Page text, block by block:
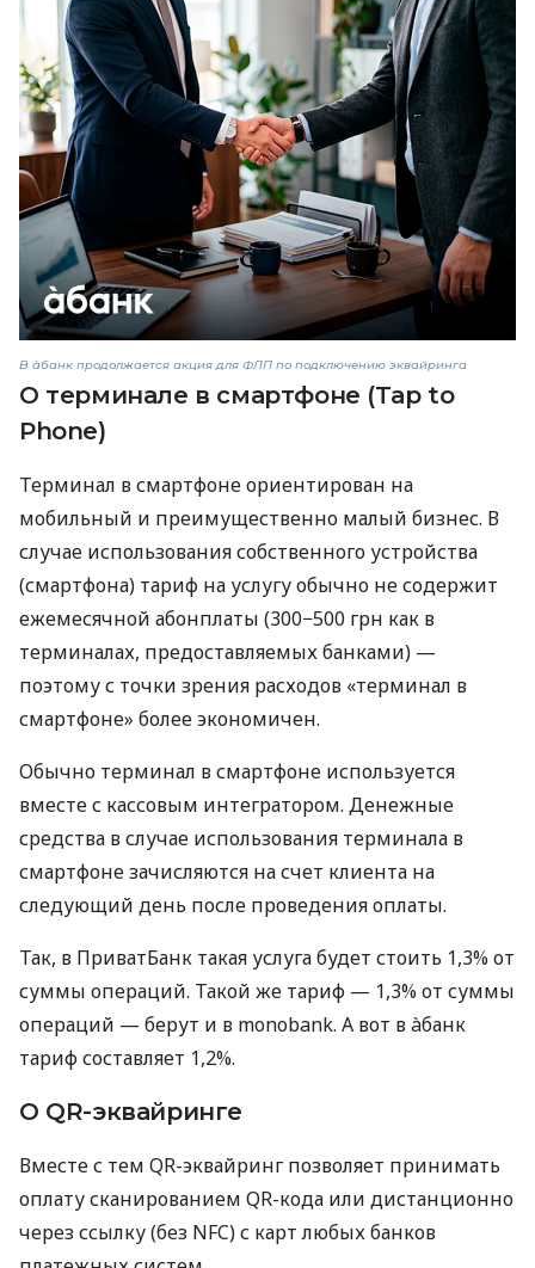
В àбанк продолжается акция для ФЛП по подключению эквайринга
О терминале в смартфоне (Tap to
Phone)
Терминал в смартфоне ориентирован на
мобильный и преимущественно малый бизнес. В
случае использования собственного устройства
(смартфона) тариф на услугу обычно не содержит
ежемесячной абонплаты (300−500 грн как в
терминалах, предоставляемых банками) —
поэтому с точки зрения расходов «терминал в
смартфоне» более экономичен.
Обычно терминал в смартфоне используется
вместе с кассовым интегратором. Денежные
средства в случае использования терминала в
смартфоне зачисляются на счет клиента на
следующий день после проведения оплаты.
Так, в ПриватБанк такая услуга будет стоить 1,3% от
суммы операций. Такой же тариф — 1,3% от суммы
операций — берут и в monobank. А вот в àбанк
тариф составляет 1,2%.
О QR-эквайринге
Вместе с тем QR-эквайринг позволяет принимать
оплату сканированием QR-кода или дистанционно
через ссылку (без NFC) с карт любых банков